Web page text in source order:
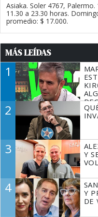
Asiaka. Soler 4767,
11.30 a 23.30 horas.
promedio: $ 17.000.
MÁS LEÍDAS
1
2
3
Y
4
Y
DE